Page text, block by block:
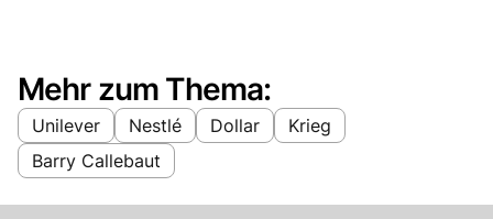
Mehr zum Thema:
Unilever Nestlé Dollar
Krieg
Barry Callebaut